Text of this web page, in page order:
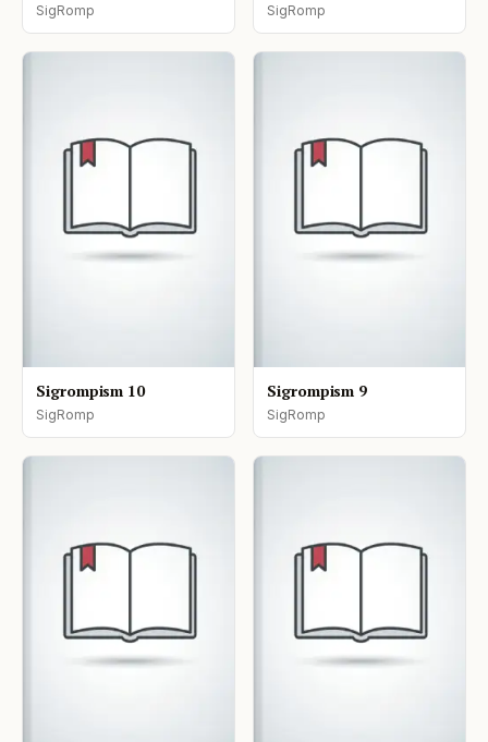
SigRomp SigRomp
Sigrompism 10
SigRomp
Sigrompism 9
SigRomp